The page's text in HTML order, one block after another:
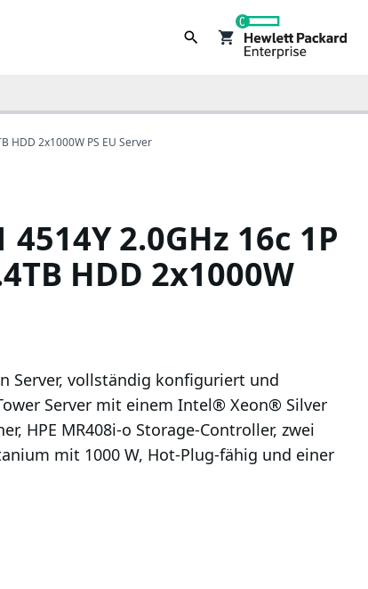
0
HDD 2x1000W PS EU Server
2.0GHz 16c 1P
HDD 2x1000W
Server, vollständig konfiguriert und
Server mit einem Intel® Xeon® Silver
HPE MR408i-o Storage-Controller, zwei
mit 1000 W, Hot-Plug-fähig und einer